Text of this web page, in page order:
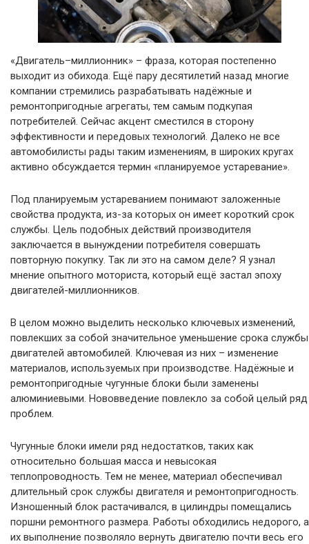
«Двигатель–миллионник» – фраза, которая постепенно
выходит из обихода. Ещё пару десятилетий назад многие
компании стремились разрабатывать надёжные и
ремонтопригодные агрегаты, тем самым подкупая
потребителей. Сейчас акцент сместился в сторону
эффективности и передовых технологий. Далеко не все
автомобилисты рады таким изменениям, в широких кругах
активно обсуждается термин «планируемое устаревание».
Под планируемым устареванием понимают заложенные
свойства продукта, из-за которых он имеет короткий срок
службы. Цель подобных действий производителя
заключается в вынуждении потребителя совершать
повторную покупку. Так ли это на самом деле? Я узнал
мнение опытного моториста, который ещё застал эпоху
двигателей-миллионников.
В целом можно выделить несколько ключевых изменений,
повлекших за собой значительное уменьшение срока службы
двигателей автомобилей. Ключевая из них – изменение
материалов, используемых при производстве. Надёжные и
ремонтопригодные чугунные блоки были заменены
алюминиевыми. Нововведение повлекло за собой целый ряд
проблем.
Чугунные блоки имели ряд недостатков, таких как
относительно большая масса и невысокая
теплопроводность. Тем не менее, материал обеспечивал
длительный срок службы двигателя и ремонтопригодность.
Изношенный блок растачивался, в цилиндры помещались
поршни ремонтного размера. Работы обходились недорого, а
их выполнение позволяло вернуть двигателю почти весь его